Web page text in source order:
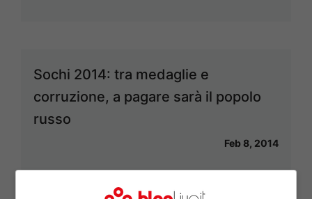
Sochi 2014: tra medaglie e
corruzione, a pagare sarà il popolo
russo
Feb 8, 2014